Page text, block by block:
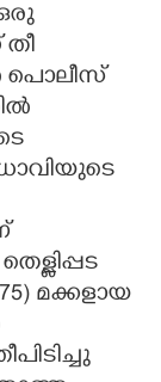
പൊലീസ്
മക്കളായ